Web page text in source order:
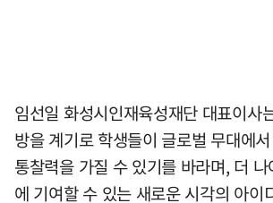
임선일 화성시인재육성재단 대표이사
방을 계기로 학생들이 글로벌 무대에
통찰력을 가질 수 있기를 바라며, 더
에 기여할 수 있는 새로운 시각의 아이